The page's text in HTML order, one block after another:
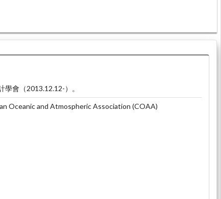
會（2013.12.12-）。
Oceanic and Atmospheric Association (COAA)